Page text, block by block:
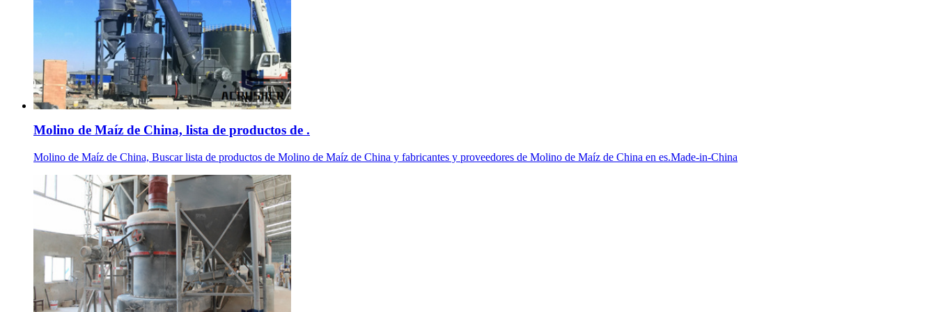
Molino de Maíz de China, lista de productos de .
Molino de Maíz de China, Buscar lista de productos de Molino de Maíz de China y fabricantes y proveedores de Molino de Maíz de China en es.Made-in-China